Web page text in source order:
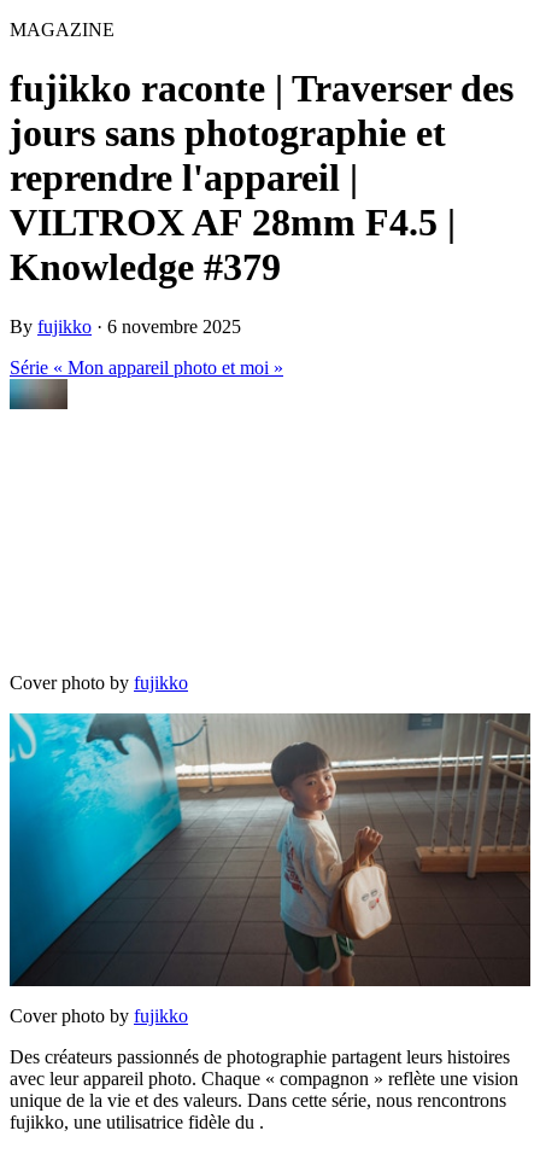
MAGAZINE
fujikko raconte | Traverser des
jours sans photographie et
reprendre l'appareil |
VILTROX AF 28mm F4.5 |
Knowledge #379
By fujikko · 6 novembre 2025
Série « Mon appareil photo et moi »
Cover photo by fujikko
Cover photo by fujikko
Des créateurs passionnés de photographie partagent leurs histoires
avec leur appareil photo. Chaque « compagnon » reflète une vision
unique de la vie et des valeurs. Dans cette série, nous rencontrons
fujikko, une utilisatrice fidèle du .